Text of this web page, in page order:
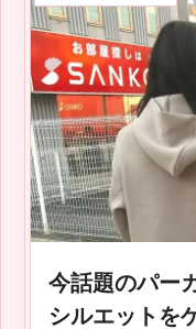
今話題のパー
シルエットを